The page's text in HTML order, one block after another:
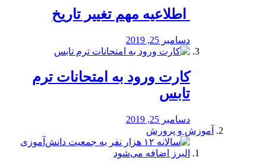
️ اطلاعیه مهم تغییر تاریخ
دسامبر 25, 2019
کارت ورود به امتحانات ترم
تابس
دسامبر 25, 2019
آموزش و پرورش